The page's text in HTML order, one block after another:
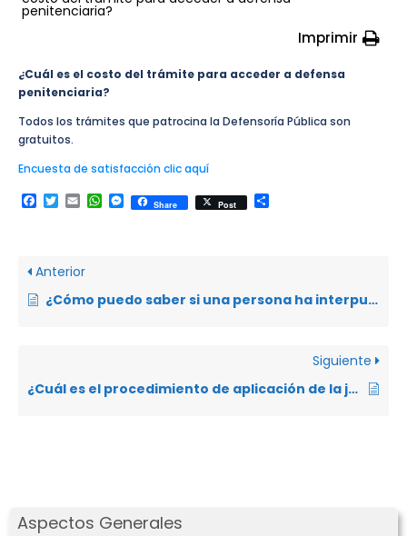
Aspectos Generales
penitenciaria?
Imprimir
¿Cuál es el costo del trámite para acceder a defensa
penitenciaria?
Todos los trámites que patrocina la Defensoría Pública son
gratuitos.
Encuesta de satisfacción clic aquí
Facebook
Twitter
EmailWhatsApp
Messenger
Share Post
Anterior
¿Cómo puedo saber si una persona ha interpuesto una denuncia en mi contra?
Siguiente
¿Cuál es el procedimiento de aplicación de la justicia indígena?